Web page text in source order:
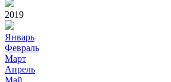
2019
Январь
Февраль
Март
Апрель
Май